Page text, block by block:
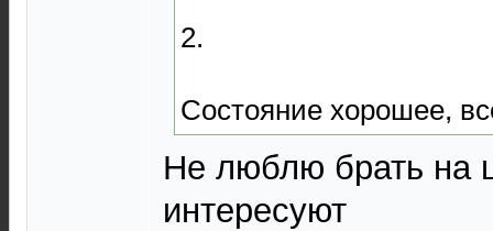
2.
Состояние хорошее,
Не люблю брать на
интересуют